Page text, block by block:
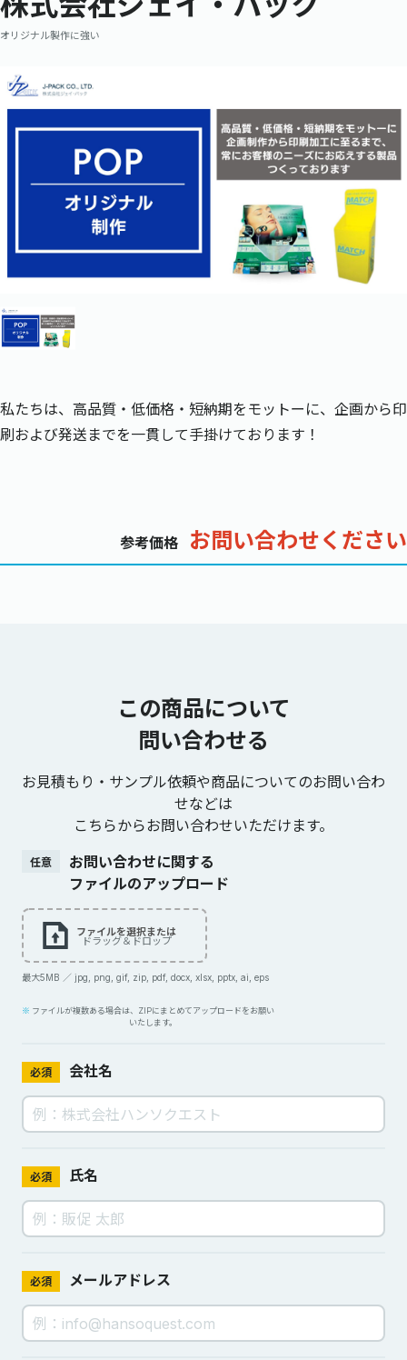
オリジナル製作に強い
私たちは、高品質・低価格・短納期をモットーに、企画から印
刷および発送までを一貫して手掛けております！
参考価格 お問い合わせください
この商品について
問い合わせる
お見積もり・サンプル依頼や商品についてのお問い合わ
せなどは
こちらからお問い合わせいただけます。
任意
お問い合わせに関する
ファイルのアップロード
ファイルを選択または
ドラッグ＆ドロップ
最大5MB ／ jpg, png, gif, zip, pdf, docx, xlsx, pptx, ai, eps
ファイルが複数ある場合は、ZIPにまとめてアップロードをお願い
いたします。
必須 会社名
必須 氏名
必須 メールアドレス